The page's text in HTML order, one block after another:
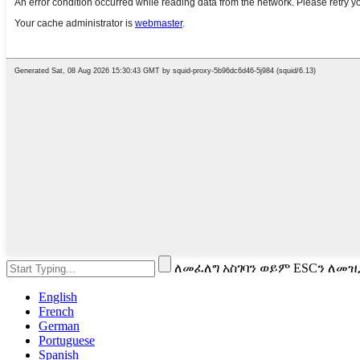
ለመፈለግ አስገባን ወይም ESCን
English
French
German
Portuguese
Spanish